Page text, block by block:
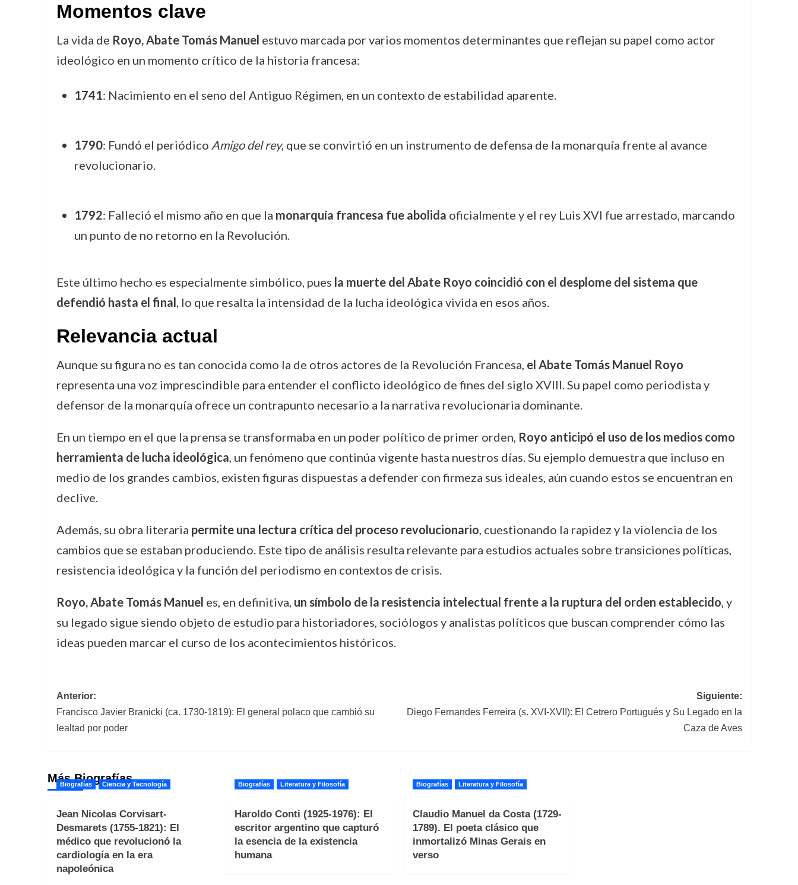
Momentos clave
La vida de Royo, Abate Tomás Manuel estuvo marcada por varios momentos determinantes que reflejan su papel como actor
ideológico en un momento crítico de la historia francesa:
1741: Nacimiento en el seno del Antiguo Régimen, en un contexto de estabilidad aparente.
1790: Fundó el periódico Amigo del rey, que se convirtió en un instrumento de defensa de la monarquía frente al avance
revolucionario.
1792: Falleció el mismo año en que la monarquía francesa fue abolida oficialmente y el rey Luis XVI fue arrestado, marcando
un punto de no retorno en la Revolución.
Este último hecho es especialmente simbólico, pues la muerte del Abate Royo coincidió con el desplome del sistema que
defendió hasta el final, lo que resalta la intensidad de la lucha ideológica vivida en esos años.
Relevancia actual
Aunque su figura no es tan conocida como la de otros actores de la Revolución Francesa, el Abate Tomás Manuel Royo
representa una voz imprescindible para entender el conflicto ideológico de fines del siglo XVIII. Su papel como periodista y
defensor de la monarquía ofrece un contrapunto necesario a la narrativa revolucionaria dominante.
En un tiempo en el que la prensa se transformaba en un poder político de primer orden, Royo anticipó el uso de los medios como
herramienta de lucha ideológica, un fenómeno que continúa vigente hasta nuestros días. Su ejemplo demuestra que incluso en
medio de los grandes cambios, existen figuras dispuestas a defender con firmeza sus ideales, aún cuando estos se encuentran en
declive.
Además, su obra literaria permite una lectura crítica del proceso revolucionario, cuestionando la rapidez y la violencia de los
cambios que se estaban produciendo. Este tipo de análisis resulta relevante para estudios actuales sobre transiciones políticas,
resistencia ideológica y la función del periodismo en contextos de crisis.
Royo, Abate Tomás Manuel es, en definitiva, un símbolo de la resistencia intelectual frente a la ruptura del orden establecido, y
su legado sigue siendo objeto de estudio para historiadores, sociólogos y analistas políticos que buscan comprender cómo las
ideas pueden marcar el curso de los acontecimientos históricos.
Navegación
de
Anterior:
Francisco Javier Branicki (ca. 1730-1819): El general polaco que cambió su
lealtad por poder
Siguiente:
Diego Fernandes Ferreira (s. XVI-XVII): El Cetrero Portugués y Su Legado en la
Caza de Aves
Más Biografías
Biografías Ciencia y Tecnología
Jean Nicolas Corvisart-
Desmarets (1755-1821): El
médico que revolucionó la
cardiología en la era
napoleónica
Biografías Literatura y Filosofía
Haroldo Conti (1925-1976): El
escritor argentino que capturó
la esencia de la existencia
humana
Biografías Literatura y Filosofía
Claudio Manuel da Costa (1729-
1789). El poeta clásico que
inmortalizó Minas Gerais en
verso